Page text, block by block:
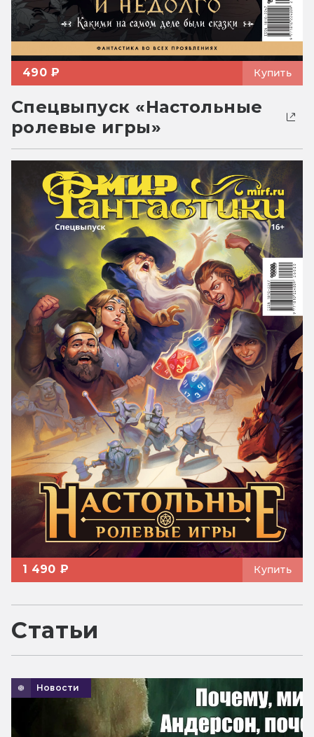
490 ₽ Купить
Спецвыпуск «Настольные
ролевые игры»
1 490 ₽ Купить
Статьи
Новости